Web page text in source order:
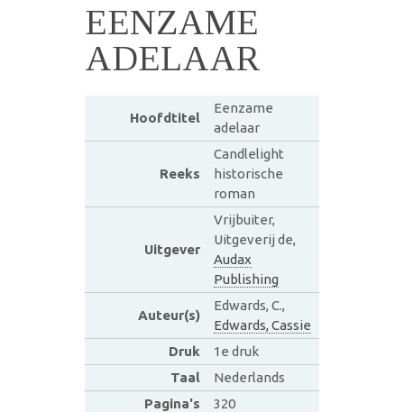
EENZAME
ADELAAR
Hoofdtitel
Eenzame
adelaar
Reeks
Candlelight
historische
roman
Uitgever
Vrijbuiter,
Uitgeverij de,
Audax
Publishing
Auteur(s)
Edwards, C.,
Edwards, Cassie
Druk
1e druk
Taal
Nederlands
Pagina's
320